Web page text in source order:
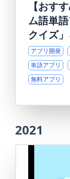
【おす
ム語単
クイズ
アプリ開発
単語アプリ
無料アプリ
2021